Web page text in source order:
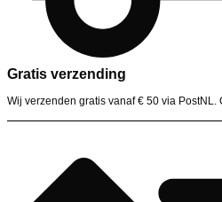
Gratis verzending
Wij verzenden gratis vanaf € 50 via PostNL.